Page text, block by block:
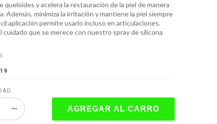
queloides y acelera la restauración de la piel de manera
Además, minimiza la irritación y mantiene la piel siempre
aplicación permite usarlo incluso en articulaciones.
cuidado que se merece con nuestro spray de silicona